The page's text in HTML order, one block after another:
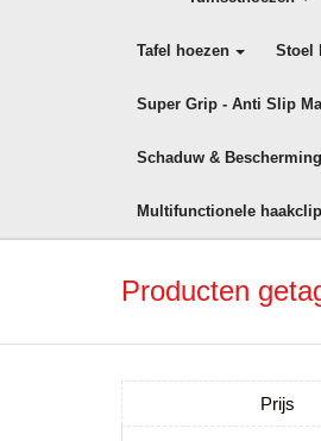
Tafel hoezen Stoel
Super Grip - Anti Slip
Schaduw & Bescherming
Multifunctionele
Producten
Prijs